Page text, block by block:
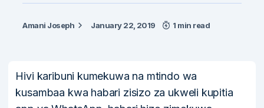
Amani Joseph January 22, 2019 1 min read
Hivi karibuni kumekuwa na mtindo wa
kusambaa kwa habari zisizo za ukweli kupitia